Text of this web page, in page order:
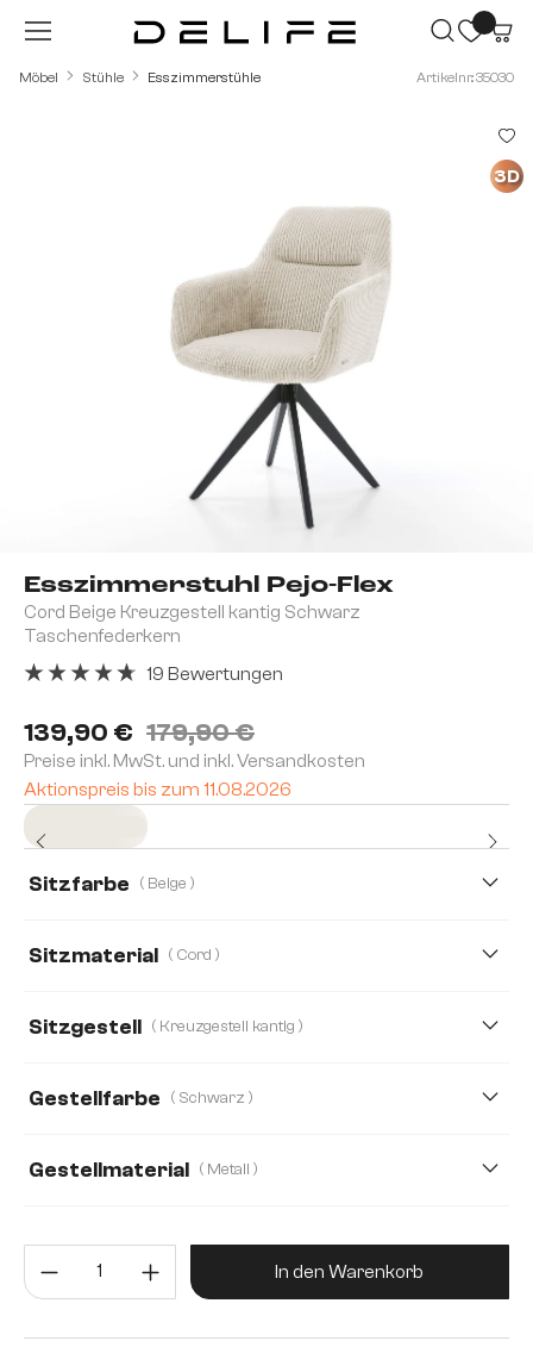
Zum Hauptinhalt springen
Möbel Stühle Esszimmerstühle Artikelnr.: 35030
Esszimmerstuhl Pejo-Flex
Cord Beige Kreuzgestell kantig Schwarz
Taschenfederkern
139,90 € 179,90 €
Preise inkl. MwSt. und inkl. Versandkosten
Aktionspreis bis zum 11.08.2026
19 Bewertungen
Sitzfarbe ( Beige )
Sitzmaterial ( Cord )
Mikrofaser/Bouclé, Mikrofaser
Strukturstoff Soft Teddystoff
Sitzgestell ( Kreuzgestell kantig )
Gestellfarbe ( Schwarz )
Gestellmaterial ( Metall )
Eiche Holz Produkt Anzahl: Gib den
In den Warenkorb
3D